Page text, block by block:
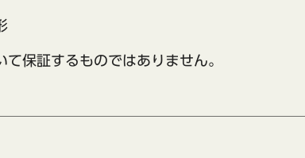
保証するものではありません。